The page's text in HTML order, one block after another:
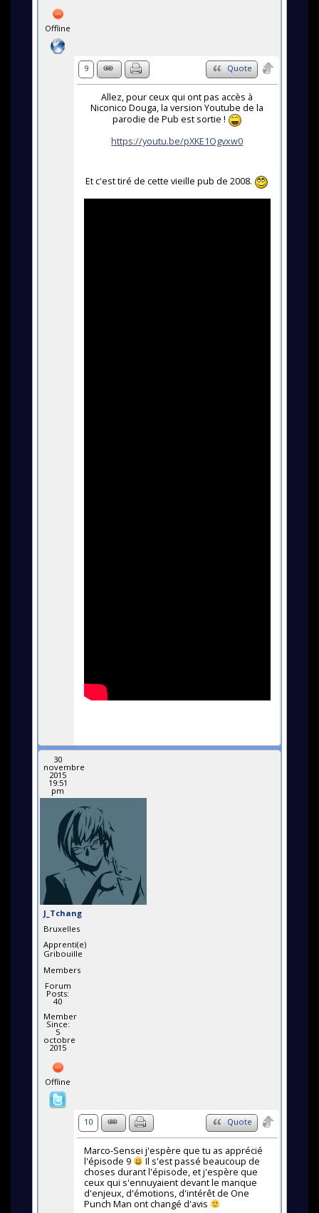
Offline
9 Quote
Allez, pour ceux qui ont pas accès à
Niconico Douga, la version Youtube de la
parodie de Pub est sortie !
https://youtu.be/pXKE1Ogvxw0
Et c'est tiré de cette vieille pub de 2008.
30
novembre
2015
19:51
pm
J_Tchang
Bruxelles
Apprenti(e)
Gribouille
Members
Forum
Posts:
40
Member
Since:
5
octobre
2015
Offline
10 Quote
Marco-Sensei j'espère que tu as apprécié
l'épisode 9
Il s'est passé beaucoup de
choses durant l'épisode, et j'espère que
ceux qui s'ennuyaient devant le manque
d'enjeux, d'émotions, d'intérêt de One
Punch Man ont changé d'avis